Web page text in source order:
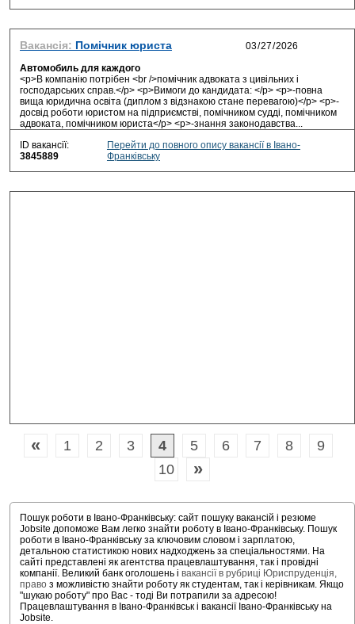
Вакансія: Помічник юриста
Автомобиль для каждого
<p>В компанію потрібен <br />помічник адвоката з цивільних і
господарських справ.</p> <p>Вимоги до кандидата: </p> <p>-повна
вища юридична освіта (диплом з відзнакою стане перевагою)</p> <p>-
досвід роботи юристом на підприємстві, помічником судді, помічником
адвоката, помічником юриста</p> <p>-знання законодавства...
ID вакансії:
3845889
Перейти до повного опису вакансії в Івано-
Франківську
« 1 2 3 4 5 6 7 8
9
10
»
Пошук роботи в Івано-Франківську: сайт пошуку вакансій і резюме
Jobsite допоможе Вам легко знайти роботу в Івано-Франківську. Пошук
роботи в Івано-Франківську за ключовим словом і зарплатою,
детальною статистикою нових надходжень за спеціальностями. На
сайті представлені як агентства працевлаштування, так і провідні
компанії. Великий банк оголошень і вакансії в рубриці Юриспруденція,
право з можливістю знайти роботу як студентам, так і керівникам. Якщо
"шукаю роботу" про Вас - тоді Ви потрапили за адресою!
Працевлаштування в Івано-Франківськ і вакансії Івано-Франківську на
Jobsite.